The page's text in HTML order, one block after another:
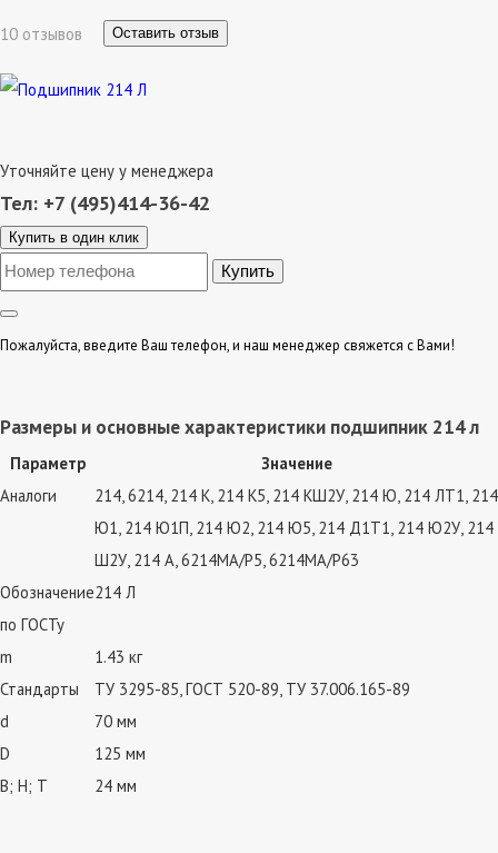
10 отзывов Оставить отзыв
Уточняйте цену у менеджера
Тел: +7 (495)414-36-42
Купить в один клик
Пожалуйста, введите Ваш телефон, и наш менеджер свяжется с Вами!
Размеры и основные характеристики подшипник 214 л
Параметр
Значение
Аналоги
214, 6214, 214 К, 214 К5, 214 КШ2У, 214 Ю, 214 ЛТ1, 214
Ю1, 214 Ю1П, 214 Ю2, 214 Ю5, 214 Д1Т1, 214 Ю2У, 214
Ш2У, 214 А, 6214MA/P5, 6214MA/P63
Обозначение
по ГОСТу
214 Л
m
1.43 кг
Стандарты
ТУ 3295-85, ГОСТ 520-89, ТУ 37.006.165-89
d
70 мм
D
125 мм
В; Н; Т
24 мм